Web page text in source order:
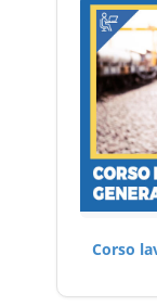
Corso